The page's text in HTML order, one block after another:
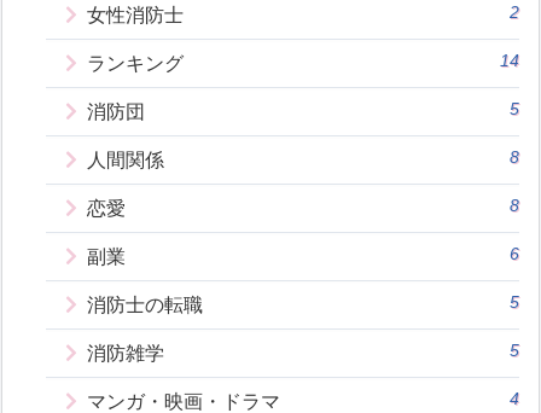
女性消防士 2
ランキング 14
消防団 5
人間関係 8
恋愛 8
副業 6
消防士の転職 5
消防雑学 5
マンガ・映画・ドラマ 4